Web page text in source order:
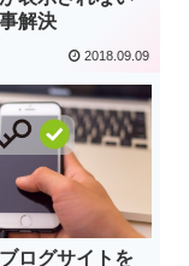
解決
2018.09.09
ログサイトを